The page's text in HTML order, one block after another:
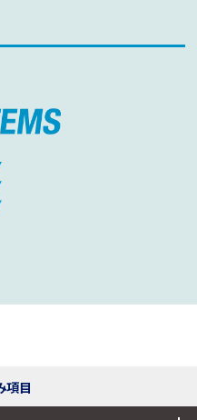
項目